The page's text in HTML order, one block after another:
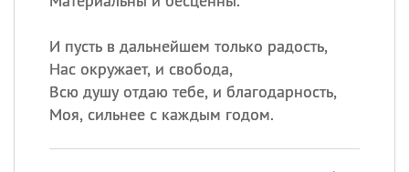
И пусть в дальнейшем только радость,
Нас окружает, и свобода,
Всю душу отдаю тебе, и благодарность,
Моя, сильнее с каждым годом.